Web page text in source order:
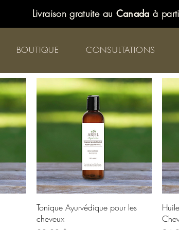
Livraison gratuite au Canada à
BOUTIQUE CONSULTATIONS
Aperçu rapide
Tonique Ayurvédique pour les
cheveux